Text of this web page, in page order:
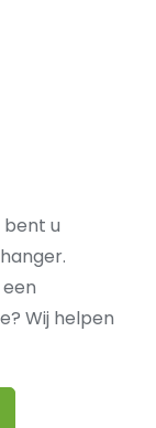
u
Wij helpen